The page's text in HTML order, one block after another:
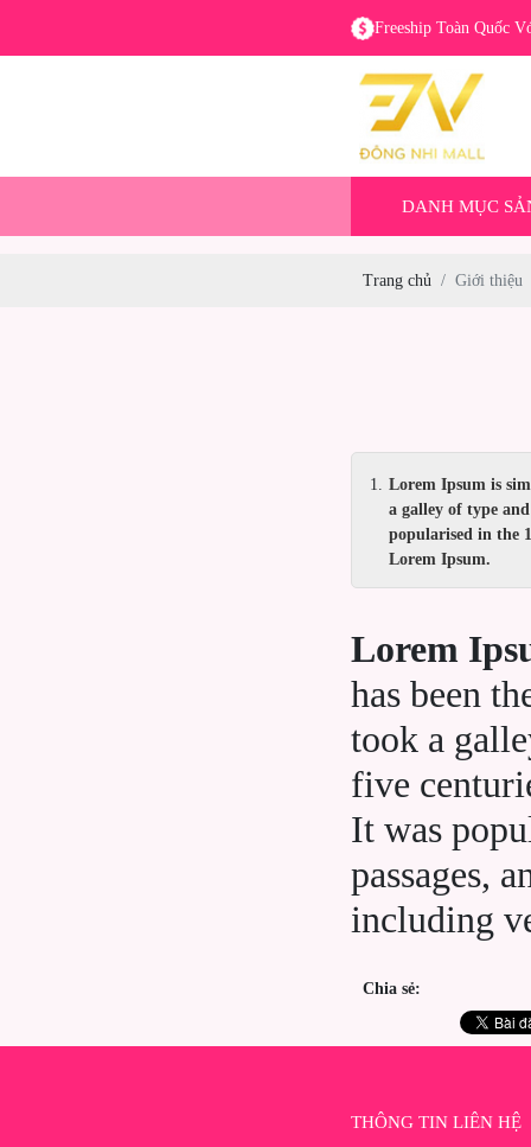
Freeship Toàn Quốc
DANH MỤC
Trang chủ Giới thiệu
Lorem Ipsum is
a galley of type
popularised in the
Lorem Ipsum.
Lorem
has been
took a
five
It was
passages,
including
Chia sẻ:
THÔNG TIN LIÊN HỆ